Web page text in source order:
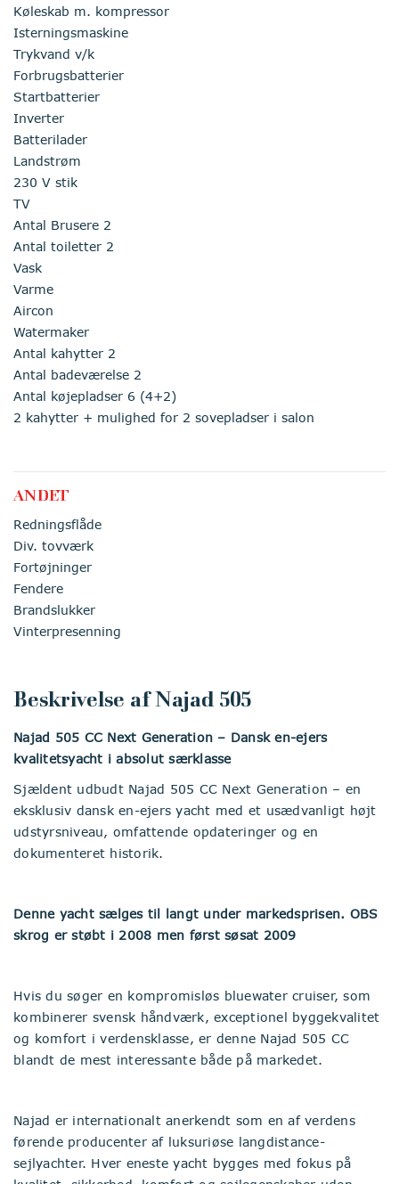
Køleskab m. kompressor
Isterningsmaskine
Trykvand v/k
Forbrugsbatterier
Startbatterier
Inverter
Batterilader
Landstrøm
230 V stik
TV
Antal Brusere 2
Antal toiletter 2
Vask
Varme
Aircon
Watermaker
Antal kahytter 2
Antal badeværelse 2
Antal køjepladser 6 (4+2)
2 kahytter + mulighed for 2 sovepladser i salon
ANDET
Redningsflåde
Div. tovværk
Fortøjninger
Fendere
Brandslukker
Vinterpresenning
Beskrivelse af Najad 505
Najad 505 CC Next Generation – Dansk en-ejers
kvalitetsyacht i absolut særklasse
Sjældent udbudt Najad 505 CC Next Generation – en
eksklusiv dansk en-ejers yacht med et usædvanligt højt
udstyrsniveau, omfattende opdateringer og en
dokumenteret historik.
Denne yacht sælges til langt under markedsprisen. OBS
skrog er støbt i 2008 men først søsat 2009
Hvis du søger en kompromisløs bluewater cruiser, som
kombinerer svensk håndværk, exceptionel byggekvalitet
og komfort i verdensklasse, er denne Najad 505 CC
blandt de mest interessante både på markedet.
Najad er internationalt anerkendt som en af verdens
førende producenter af luksuriøse langdistance-
sejlyachter. Hver eneste yacht bygges med fokus på